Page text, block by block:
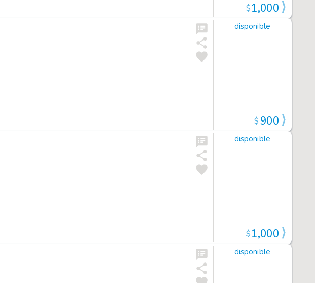
$1,000
disponible
$900
disponible
$1,000
disponible